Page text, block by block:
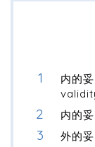
内的
内的
外的